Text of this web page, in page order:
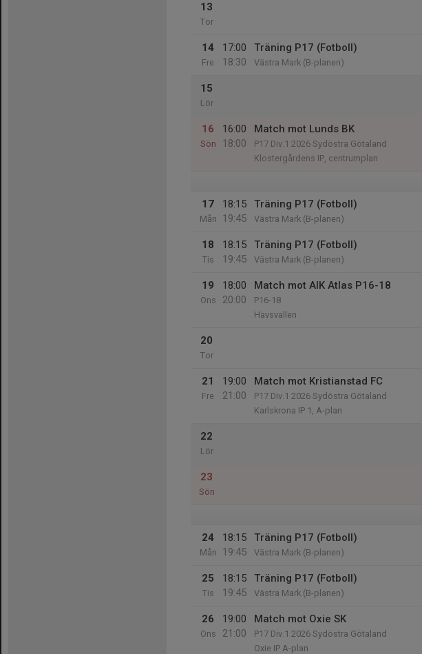
13
Tor
14
Fre
17:00
18:30
Träning P17 (Fotboll)
Västra Mark (B-planen)
15
Lör
16
Sön
16:00
18:00
Match mot Lunds BK
P17 Div.1 2026 Sydöstra Götaland
Klostergårdens IP, centrumplan
17
Mån
18:15
19:45
Träning P17 (Fotboll)
Västra Mark (B-planen)
18
Tis
18:15
19:45
Träning P17 (Fotboll)
Västra Mark (B-planen)
19
Ons
18:00
20:00
Match mot AIK Atlas P16-18
P16-18
Havsvallen
20
Tor
21
Fre
19:00
21:00
Match mot Kristianstad FC
P17 Div.1 2026 Sydöstra Götaland
Karlskrona IP 1, A-plan
22
Lör
23
Sön
24
Mån
18:15
19:45
Träning P17 (Fotboll)
Västra Mark (B-planen)
25
Tis
18:15
19:45
Träning P17 (Fotboll)
Västra Mark (B-planen)
26
Ons
19:00
21:00
Match mot Oxie SK
P17 Div.1 2026 Sydöstra Götaland
Oxie IP A-plan